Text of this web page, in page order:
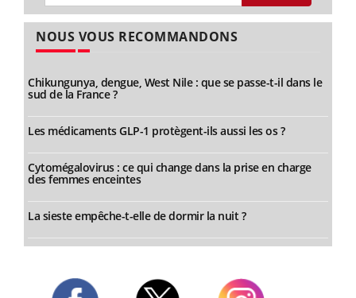
NOUS VOUS RECOMMANDONS
Chikungunya, dengue, West Nile : que se passe-t-il dans le
sud de la France ?
Les médicaments GLP-1 protègent-ils aussi les os ?
Cytomégalovirus : ce qui change dans la prise en charge
des femmes enceintes
La sieste empêche-t-elle de dormir la nuit ?